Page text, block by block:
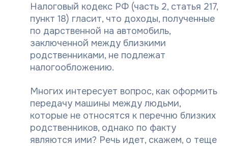
Налоговый кодекс РФ (часть 2, статья 217,
пункт 18) гласит, что доходы, полученные
по дарственной на автомобиль,
заключенной между близкими
родственниками, не подлежат
налогообложению.
Многих интересует вопрос, как оформить
передачу машины между людьми,
которые не относятся к перечню близких
родственников, однако по факту
являются ими? Речь идет, скажем, о теще